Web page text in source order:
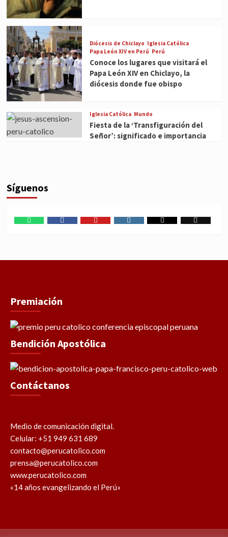
Diócesis de Chiclayo Iglesia Católica
Papa León XIV en Perú Perú
Conoce los lugares que visitará el
Papa León XIV en Chiclayo, la
diócesis donde fue obispo
Iglesia Católica Mundo
Fiesta de la ‘Transfiguración del
Señor’: significado e importancia
Síguenos
Premiación
Bendición Apostólica
Contáctanos
Medio de comunicación digital.
Celular: +51 949 631 689
contacto@perucatolico.com
prensa@perucatolico.com
www.perucatolico.com
«14 años evangelizando el Perú»